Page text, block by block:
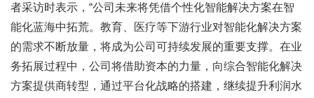
者采访时表示，“公司未来将凭借个性化智能解决方案在智
能化蓝海中拓荒。教育、医疗等下游行业对智能化解决方案
的需求不断放量，将成为公司可持续发展的重要支撑。在业
务拓展过程中，公司将借助资本的力量，向综合智能化解决
方案提供商转型，通过平台化战略的搭建，继续提升利润水